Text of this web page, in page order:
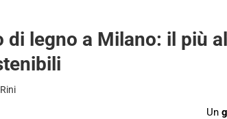
di legno a Milano: il più
Un